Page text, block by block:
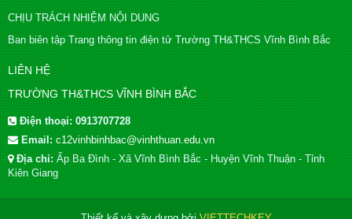
CHỊU TRÁCH NHIỆM NỘI DUNG
Ban biên tập Trang thông tin điện tử Trường TH&THCS Vĩnh Bình Bắc
LIÊN HỆ
TRƯỜNG TH&THCS VĨNH BÌNH BẮC
Điện thoại:0913707728
Email:c12vinhbinhbac@vinhthuan.edu.vn
Địa chỉ:Ấp Ba Đình - Xã Vĩnh Bình Bắc - Huyện Vĩnh Thuận - Tỉnh
Kiên Giang